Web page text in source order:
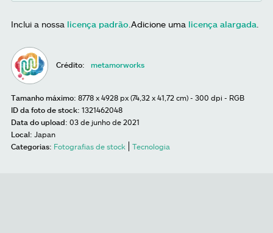
Inclui a nossa licença padrão Adicione uma licença alargada
Crédito: metamorworks
Tamanho máximo: 8778 x 4928 px (74,32 x 41,72 cm) - 300 dpi - RGB
ID da foto de stock: 1321462048
Data do upload: 03 de junho de 2021
Local: Japan
Categorias: Fotografias de stock Tecnologia